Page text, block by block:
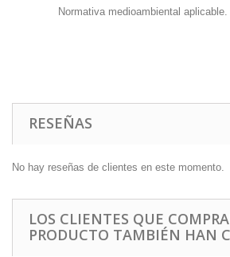
Normativa medioambiental aplicable.
RESEÑAS
No hay reseñas de clientes en este momento.
LOS CLIENTES QUE
PRODUCTO TAMBIÉN HAN